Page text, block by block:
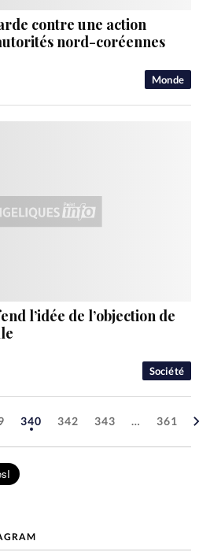
Monde
contre une action
nord-coréennes
Société
l’idée de l’objection de
340 342 343 … 361